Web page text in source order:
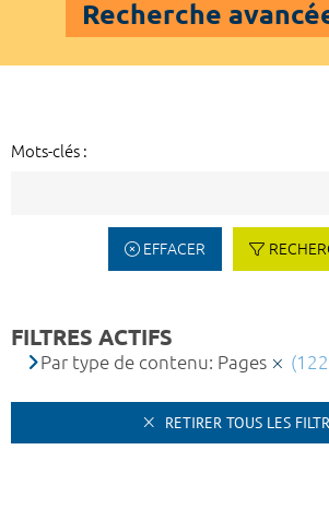
Recherche
Mots-clés :
EFFACER
FILTRES ACTIFS
Par type de contenu: Pages
RETIRER TOUS LES